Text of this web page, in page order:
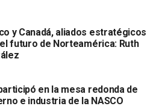
del T-MEC.
y Canadá, aliados estratégicos
futuro de Norteamérica: Ruth
en la mesa redonda de
e industria de la NASCO